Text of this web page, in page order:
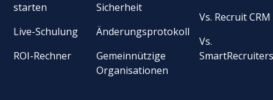
starten
Live-Schulung
ROI-Rechner
Sicherheit
Änderungsprotokoll
Gemeinnützige
Organisationen
Vs. Recruit CRM
Vs.